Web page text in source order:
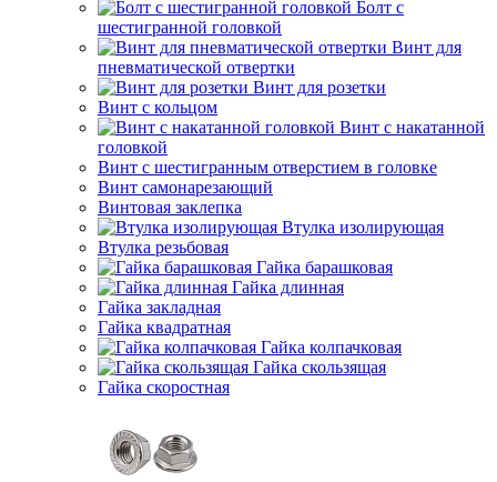
Болт с
шестигранной головкой
Винт для
пневматической отвертки
Винт для розетки
Винт с кольцом
Винт с накатанной
головкой
Винт с шестигранным отверстием в головке
Винт самонарезающий
Винтовая заклепка
Втулка изолирующая
Втулка резьбовая
Гайка барашковая
Гайка длинная
Гайка закладная
Гайка квадратная
Гайка колпачковая
Гайка скользящая
Гайка скоростная